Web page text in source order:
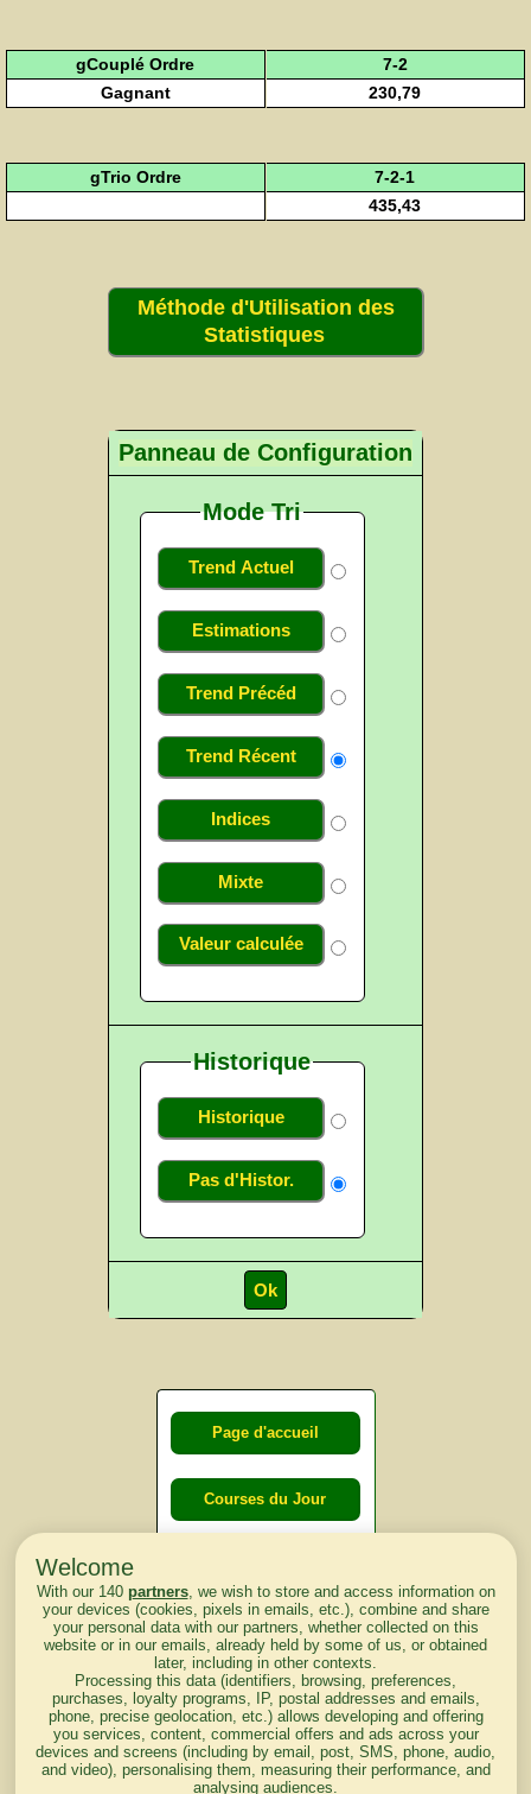
gCouplé Ordre
7-2
Gagnant
230,79
gTrio Ordre
7-2-1
435,43
Méthode d'Utilisation des
Statistiques
Panneau de Configuration
Mode Tri
Trend Actuel
Estimations
Trend Précéd
Trend Récent
Indices
Mixte
Valeur calculée
Historique
Historique
Pas d'Histor.
Page d'accueil
Courses du Jour
lendemain
Courses
d'aujourd'hui
Welcome
With our 140 partners, we wish to store and access information on
your devices (cookies, pixels in emails, etc.), combine and share
your personal data with our partners, whether collected on this
website or in our emails, already held by some of us, or obtained
later, including in other contexts.
Processing this data (identifiers, browsing, preferences,
purchases, loyalty programs, IP, postal addresses and emails,
phone, precise geolocation, etc.) allows developing and offering
you services, content, commercial offers and ads across your
devices and screens (including by email, post, SMS, phone, audio,
and video), personalising them, measuring their performance, and
analysing audiences.